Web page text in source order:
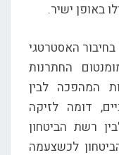
באופן ישיר.
האסטרטגי
החתרנות
המהפכה לבין
דומה לזיקה
רשת הביטחון
לכשצעמה